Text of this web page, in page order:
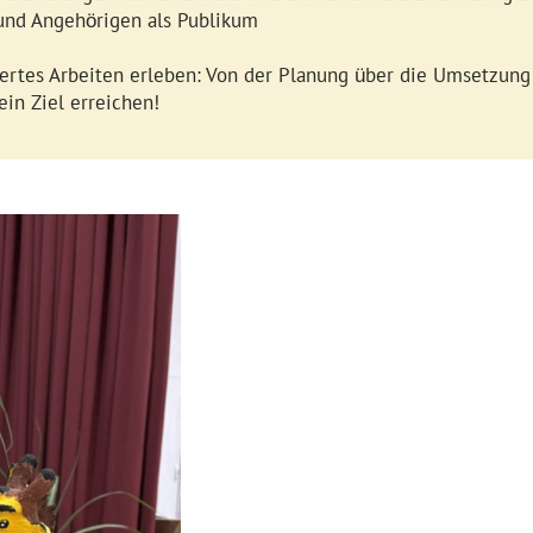
Angehörigen als Publikum
Arbeiten erleben: Von der Planung über die
Ziel erreichen!